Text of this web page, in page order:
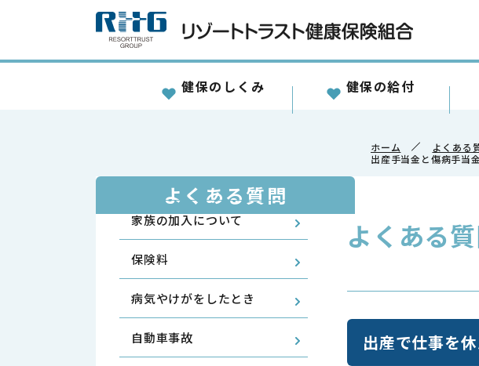
健保のしくみ 健保の給付
ホーム よくある
出産手当金と傷病手当
よくある
出産で仕事を
よくある質問
家族の加入について
保険料
病気やけがをしたとき
自動車事故